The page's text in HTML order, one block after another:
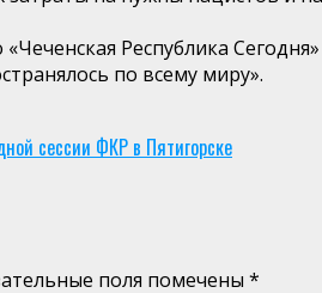
Республика
по всему миру».
сессии ФКР в Пятигорске
поля помечены *